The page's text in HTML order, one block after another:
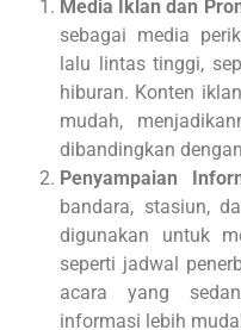
Media Iklan dan
sebagai media
lalu lintas tinggi,
hiburan. Konten
mudah,
dibandingkan
Penyampaian
bandara, stasiun,
digunakan untuk
seperti jadwal
acara yang
informasi lebih